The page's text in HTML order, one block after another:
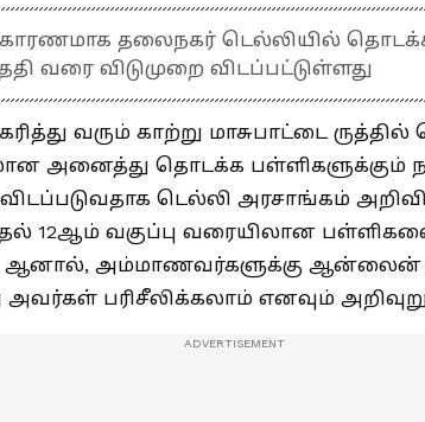
காரணமாக தலைநகர் டெல்லியில்
வரை விடுமுறை விடப்பட்டுள்ளது
வரும் காற்று மாசுபாட்டை
அனைத்து தொடக்க பள்ளிகளுக்கும்
டெல்லி அரசாங்கம்
12ஆம் வகுப்பு வரையிலான
ஆனால், அம்மாணவர்களுக்கு ஆன்லைன்
அவர்கள் பரிசீலிக்கலாம் எனவும்